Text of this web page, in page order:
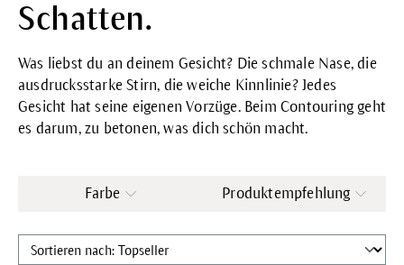
Schatten.
Was liebst du an deinem Gesicht? Die schmale Nase, die
ausdrucksstarke Stirn, die weiche Kinnlinie? Jedes
Gesicht hat seine eigenen Vorzüge. Beim Contouring geht
es darum, zu betonen, was dich schön macht.
Farbe Produktempfehlung